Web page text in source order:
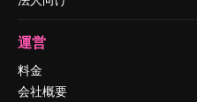
運営
料金
会社概要